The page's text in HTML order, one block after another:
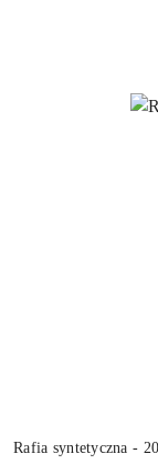
Rafia syntetyczna -